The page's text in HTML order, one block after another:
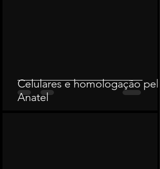
Celulares e homologação pela
Anatel